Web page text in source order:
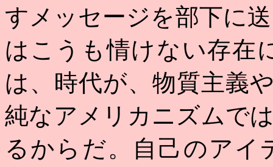
すメッセージを部下に
はこうも情けない存在
は、時代が、物質主義
純なアメリカニズムで
るからだ。自己のアイ